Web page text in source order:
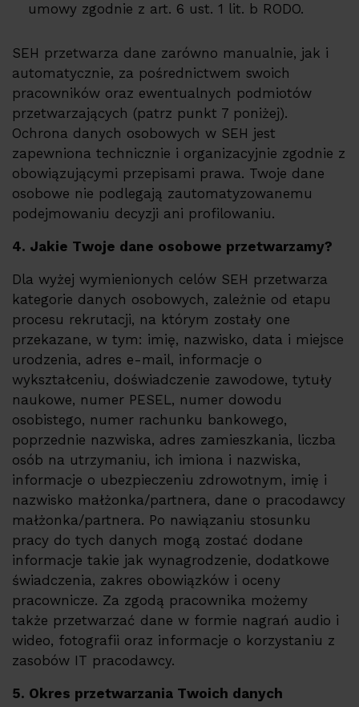
umowy zgodnie z art. 6 ust. 1 lit. b RODO.
SEH przetwarza dane zarówno manualnie, jak i
automatycznie, za pośrednictwem swoich
pracowników oraz ewentualnych podmiotów
przetwarzających (patrz punkt 7 poniżej).
Ochrona danych osobowych w SEH jest
zapewniona technicznie i organizacyjnie zgodnie z
obowiązującymi przepisami prawa. Twoje dane
osobowe nie podlegają zautomatyzowanemu
podejmowaniu decyzji ani profilowaniu.
4. Jakie Twoje dane osobowe przetwarzamy?
Dla wyżej wymienionych celów SEH przetwarza
kategorie danych osobowych, zależnie od etapu
procesu rekrutacji, na którym zostały one
przekazane, w tym: imię, nazwisko, data i miejsce
urodzenia, adres e-mail, informacje o
wykształceniu, doświadczenie zawodowe, tytuły
naukowe, numer PESEL, numer dowodu
osobistego, numer rachunku bankowego,
poprzednie nazwiska, adres zamieszkania, liczba
osób na utrzymaniu, ich imiona i nazwiska,
informacje o ubezpieczeniu zdrowotnym, imię i
nazwisko małżonka/partnera, dane o pracodawcy
małżonka/partnera. Po nawiązaniu stosunku
pracy do tych danych mogą zostać dodane
informacje takie jak wynagrodzenie, dodatkowe
świadczenia, zakres obowiązków i oceny
pracownicze. Za zgodą pracownika możemy
także przetwarzać dane w formie nagrań audio i
wideo, fotografii oraz informacje o korzystaniu z
zasobów IT pracodawcy.
5. Okres przetwarzania Twoich danych